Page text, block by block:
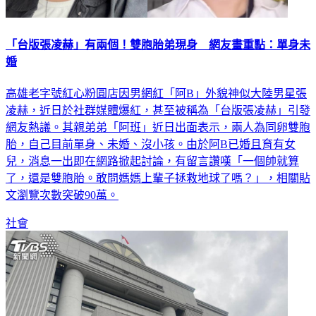
「台版張凌赫」有兩個！雙胞胎弟現身 網友畫重點：單身未
婚
高雄老字號紅心粉圓店因男網紅「阿B」外貌神似大陸男星張
凌赫，近日於社群媒體爆紅，甚至被稱為「台版張凌赫」引發
網友熱議。其親弟弟「阿班」近日出面表示，兩人為同卵雙胞
胎，自己目前單身、未婚、沒小孩。由於阿B已婚且育有女
兒，消息一出即在網路掀起討論，有留言讚嘆「一個帥就算
了，還是雙胞胎。敢問媽媽上輩子拯救地球了嗎？」，相關貼
文瀏覽次數突破90萬。
社會